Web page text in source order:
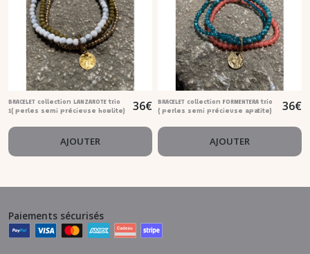
BRACELET collection LANZAROTE trio
1( perles semi précieuse howlite)
36€
AJOUTER
BRACELET collection FORMENTERA trio
( perles semi précieuse apatite)
36€
AJOUTER
Paiements sécurisés